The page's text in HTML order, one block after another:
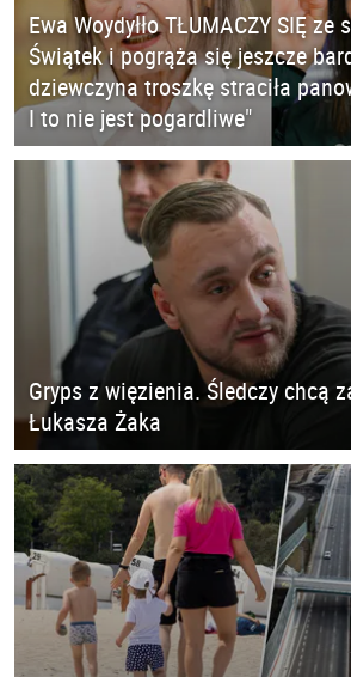
Ewa Woydyłło TŁUMACZY SIĘ ze
Świątek i pogrąża się jeszcze
dziewczyna troszkę straciła
I to nie jest pogardliwe"
Gryps z więzienia. Śledczy chcą
Łukasza Żaka